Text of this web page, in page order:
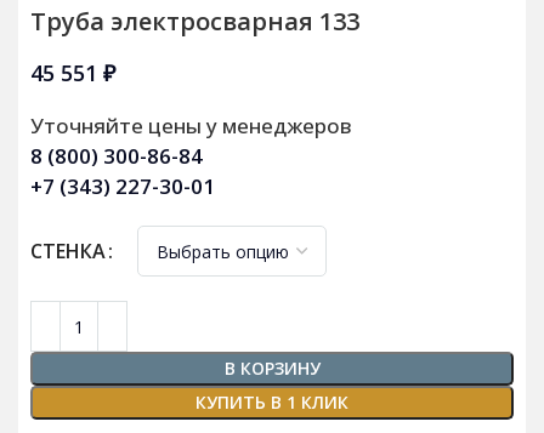
Труба электросварная 133
45 551 ₽
Уточняйте цены у менеджеров
8 (800) 300-86-84
+7 (343) 227-30-01
СТЕНКА
В КОРЗИНУ
КУПИТЬ В 1 КЛИК